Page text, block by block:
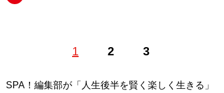
1 2 3
SPA！編集部が「人生後半を賢く楽しく生きる」